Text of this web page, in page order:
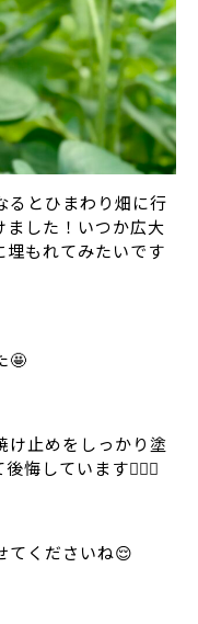
るとひまわり畑に行
ました！いつか広大
埋もれてみたいです
🤩
け止めをしっかり塗
悔しています🤦🏽‍♀️
てくださいね😌